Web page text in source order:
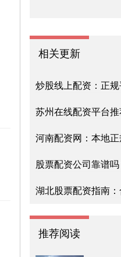
相关更新
炒股线上配资：正
苏州在线配资平台
河南配资网：本地
股票配资公司靠谱
湖北股票配资指南
推荐阅读